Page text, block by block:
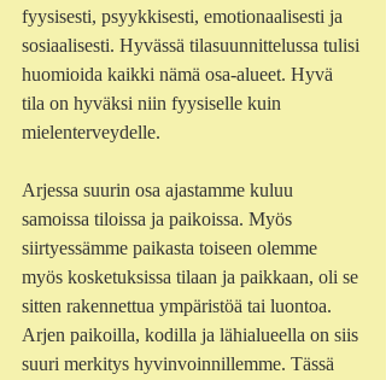
fyysisesti, psyykkisesti, emotionaalisesti ja
sosiaalisesti. Hyvässä tilasuunnittelussa tulisi
huomioida kaikki nämä osa-alueet. Hyvä
tila on hyväksi niin fyysiselle kuin
mielenterveydelle.
Arjessa suurin osa ajastamme kuluu
samoissa tiloissa ja paikoissa. Myös
siirtyessämme paikasta toiseen olemme
myös kosketuksissa tilaan ja paikkaan, oli se
sitten rakennettua ympäristöä tai luontoa.
Arjen paikoilla, kodilla ja lähialueella on siis
suuri merkitys hyvinvoinnillemme. Tässä